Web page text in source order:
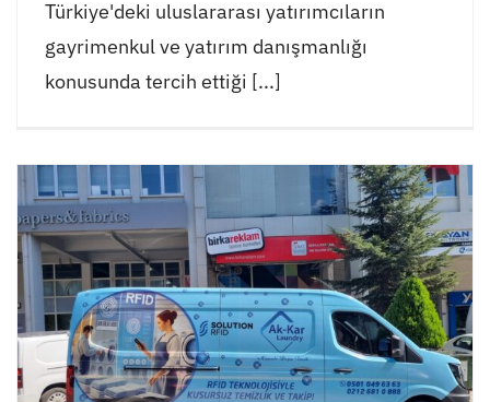
Türkiye'deki uluslararası yatırımcıların
gayrimenkul ve yatırım danışmanlığı
konusunda tercih ettiği [...]